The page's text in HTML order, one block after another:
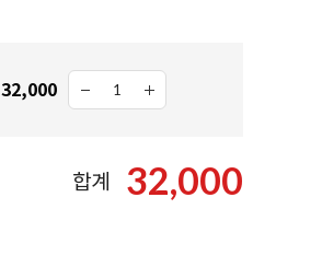
32,000
합계 32,000